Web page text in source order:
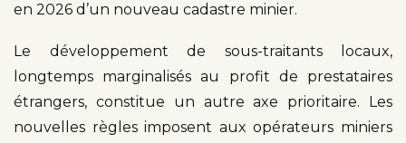
en 2026 d’un nouveau cadastre minier.
Le développement de sous-traitants locaux,
longtemps marginalisés au profit de prestataires
étrangers, constitue un autre axe prioritaire. Les
nouvelles règles imposent aux opérateurs miniers